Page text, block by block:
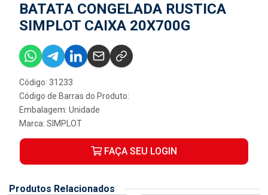
BATATA CONGELADA RUSTICA
SIMPLOT CAIXA 20X700G
Código: 31233
Código de Barras do Produto:
Embalagem: Unidade
Marca: SIMPLOT
FAÇA SEU LOGIN
Produtos Relacionados